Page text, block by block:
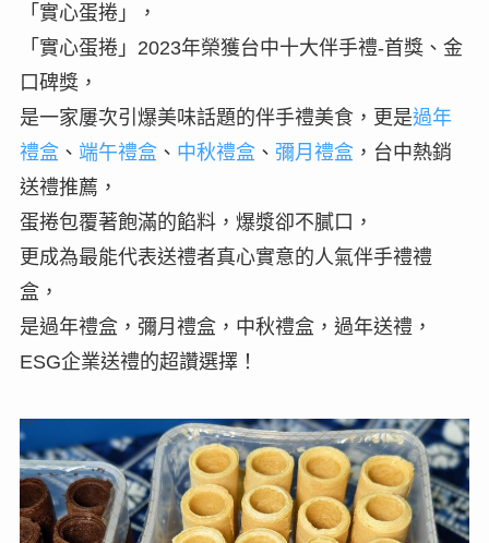
「實心蛋捲」，
「實心蛋捲」2023年榮獲台中十大伴手禮-首獎、金
口碑獎，
是一家屢次引爆美味話題的伴手禮美食，更是過年
禮盒、 端午禮盒、 中秋禮盒、 彌月禮盒，台中熱銷
送禮推薦，
蛋捲包覆著飽滿的餡料，爆漿卻不膩口，
更成為最能代表送禮者真心實意的人氣伴手禮禮
盒，
是過年禮盒，彌月禮盒，中秋禮盒，過年送禮，
ESG企業送禮的超讚選擇！